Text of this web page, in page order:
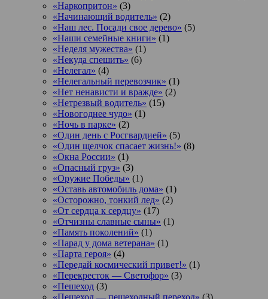
«Наркопритон» (3)
«Начинающий водитель» (2)
«Наш лес. Посади свое дерево» (5)
«Наши семейные книги» (1)
«Неделя мужества» (1)
«Некуда спешить» (6)
«Нелегал» (4)
«Нелегальный перевозчик» (1)
«Нет ненависти и вражде» (2)
«Нетрезвый водитель» (15)
«Новогоднее чудо» (1)
«Ночь в парке» (2)
«Один день с Росгвардией» (5)
«Один щелчок спасает жизнь!» (8)
«Окна России» (1)
«Опасный груз» (3)
«Оружие Победы» (1)
«Оставь автомобиль дома» (1)
«Осторожно, тонкий лед» (2)
«От сердца к сердцу» (17)
«Отчизны славные сыны» (1)
«Память поколений» (1)
«Парад у дома ветерана» (1)
«Парта героя» (4)
«Передай космический привет!» (1)
«Перекресток — Светофор» (3)
«Пешеход (3)
«Пешеход — пешеходный переход» (3)